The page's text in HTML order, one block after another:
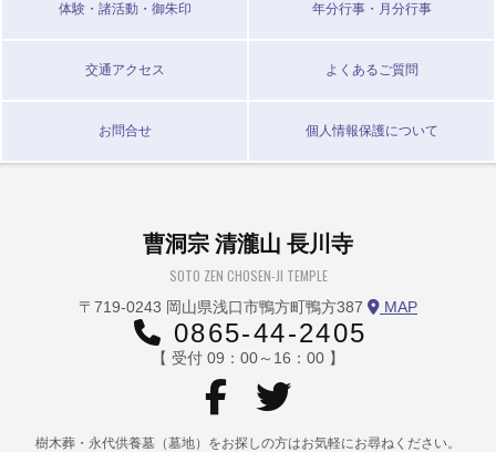
体験・諸活動・御朱印 年分行事・月分行事
交通アクセス よくあるご質問
お問合せ 個人情報保護について
曹洞宗 清瀧山 長川寺
SOTO ZEN CHOSEN-JI TEMPLE
〒719-0243 岡山県浅口市鴨方町鴨方387 MAP
0865-44-2405
【 受付 09：00～16：00 】
樹木葬・永代供養墓（墓地）をお探しの方はお気軽にお尋ねください。